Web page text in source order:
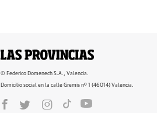
© Federico Domenech S.A., Valencia.
Domicilio social en la calle Gremis nº 1 (46014) Valencia.